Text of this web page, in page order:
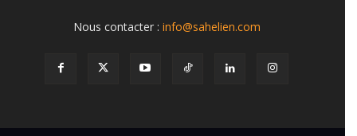
Nous contacter : info@sahelien.com